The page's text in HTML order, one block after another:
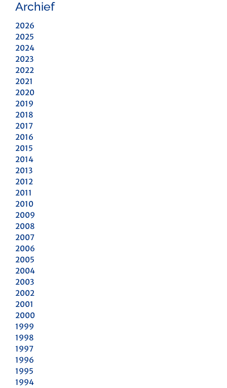
Archief
2026
2025
2024
2023
2022
2021
2020
2019
2018
2017
2016
2015
2014
2013
2012
2011
2010
2009
2008
2007
2006
2005
2004
2003
2002
2001
2000
1999
1998
1997
1996
1995
1994